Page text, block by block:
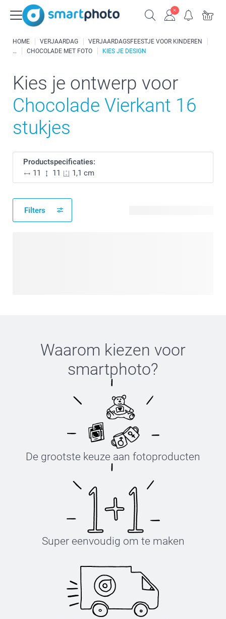
HOME VERJAARDAG
VERJAARDAGSFEESTJE VOOR KINDEREN
CHOCOLADE MET FOTO
KIES JE DESIGN
Kies je ontwerp voor
Chocolade Vierkant 16
stukjes
Productspecificaties:
11
11 1,1 cm
Filters
Waarom kiezen voor
smartphoto?
De grootste keuze aan fotoproducten
Super eenvoudig om te maken